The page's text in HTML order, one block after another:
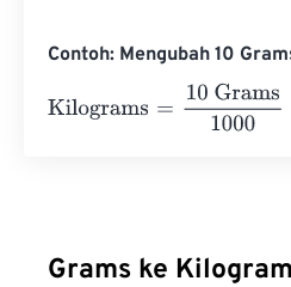
Contoh: Mengubah 10
Kilograms
10 Grams1000=
Grams ke